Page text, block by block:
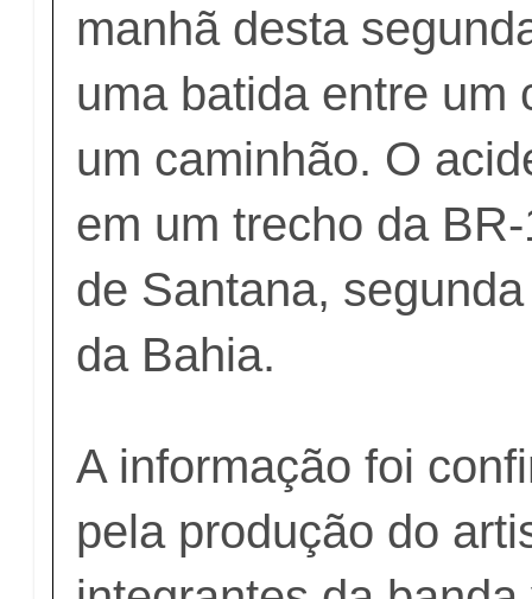
manhã desta
uma batida entre um
um caminhão. O
em um trecho da
de Santana,
da Bahia.
A informação foi
pela produção do